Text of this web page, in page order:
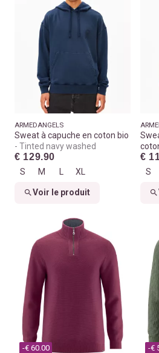
ARMEDANGELS
Sweat à capuche en coton bio
Tinted navy washed
€ 129.90
S M XL
Voir le produit
€
S
-€ 60.00 -€